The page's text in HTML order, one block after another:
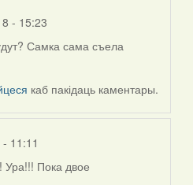
- 15:23
Самка сама съела
каб пакідаць каментары.
11:11
Ура!!! Пока двое